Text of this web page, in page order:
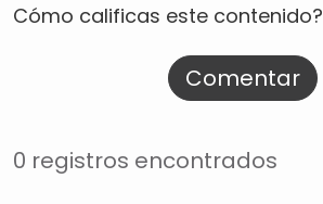
Cómo calificas este contenido?
Comentar
0 registros encontrados